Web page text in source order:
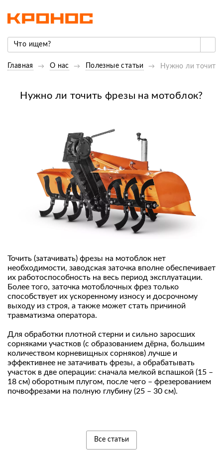
Главная О нас Полезные статьи Нужно ли точить
Нужно ли точить фрезы на мотоблок?
Точить (затачивать) фрезы на мотоблок нет
необходимости, заводская заточка вполне обеспечивает
их работоспособность на весь период эксплуатации.
Более того, заточка мотоблочных фрез только
способствует их ускоренному износу и досрочному
выходу из строя, а также может стать причиной
травматизма оператора.
Для обработки плотной стерни и сильно заросших
сорняками участков (с образованием дёрна, большим
количеством корневищных сорняков) лучше и
эффективнее не затачивать фрезы, а обрабатывать
участок в две операции: сначала мелкой вспашкой (15 –
18 см) оборотным плугом, после чего – фрезерованием
почвофрезами на полную глубину (25 – 30 см).
Все статьи